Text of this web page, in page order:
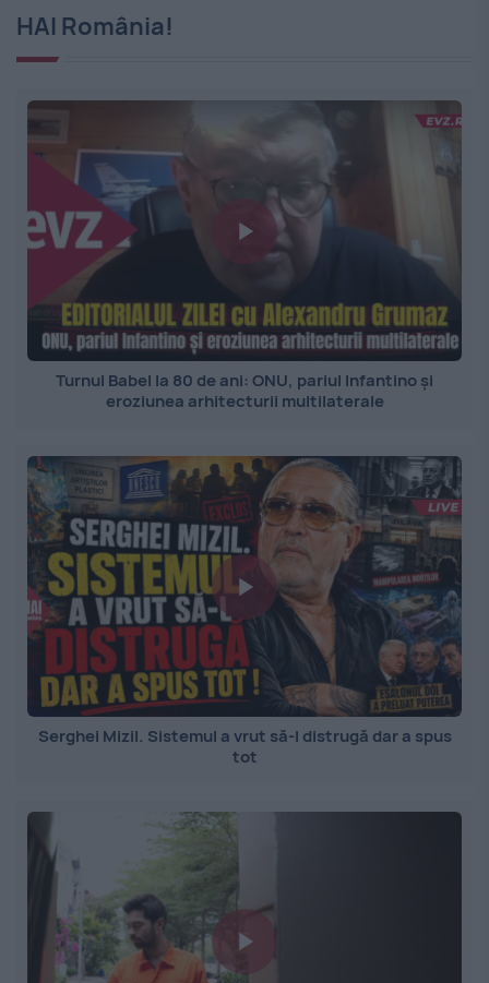
HAI România!
Turnul Babel la 80 de ani: ONU, pariul Infantino și
eroziunea arhitecturii multilaterale
Serghei Mizil. Sistemul a vrut să-l distrugă dar a spus
tot